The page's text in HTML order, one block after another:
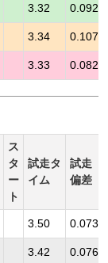
3.32 0.092
3.34 0.107
3.33 0.082
ス
タ
ー
ト
試走タ
イム
試走
偏差
3.50 0.073
3.42 0.076